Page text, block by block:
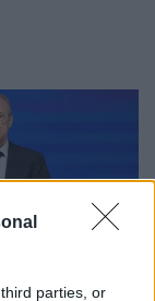
parties, or
Rodrin